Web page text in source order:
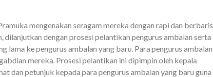
mengenakan seragam mereka dengan rapi dan berbaris
dilanjutkan dengan prosesi pelantikan pengurus ambalan serta
lama ke pengurus ambalan yang baru. Para pengurus ambalan
mereka. Prosesi pelantikan ini dipimpin oleh kepala
dan petunjuk kepada para pengurus ambalan yang baru guna